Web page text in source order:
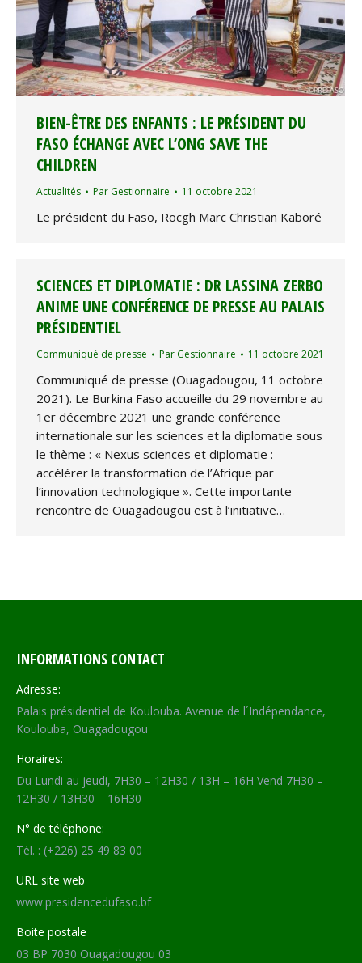
BIEN-ÊTRE DES ENFANTS : LE PRÉSIDENT DU
FASO ÉCHANGE AVEC L’ONG SAVE THE
CHILDREN
Actualités Par Gestionnaire 11 octobre 2021
Le président du Faso, Rocgh Marc Christian Kaboré
SCIENCES ET DIPLOMATIE : DR LASSINA ZERBO
ANIME UNE CONFÉRENCE DE PRESSE AU PALAIS
PRÉSIDENTIEL
Communiqué de presse Par Gestionnaire 11 octobre 2021
Communiqué de presse (Ouagadougou, 11 octobre
2021). Le Burkina Faso accueille du 29 novembre au
1er décembre 2021 une grande conférence
internationale sur les sciences et la diplomatie sous
le thème : « Nexus sciences et diplomatie :
accélérer la transformation de l’Afrique par
l’innovation technologique ». Cette importante
rencontre de Ouagadougou est à l’initiative…
INFORMATIONS CONTACT
Adresse:
Palais présidentiel de Koulouba. Avenue de l´Indépendance,
Koulouba, Ouagadougou
Horaires:
Du Lundi au jeudi, 7H30 – 12H30 / 13H – 16H Vend 7H30 –
12H30 / 13H30 – 16H30
N° de téléphone:
Tél. : (+226) 25 49 83 00
URL site web
www.presidencedufaso.bf
Boite postale
03 BP 7030 Ouagadougou 03